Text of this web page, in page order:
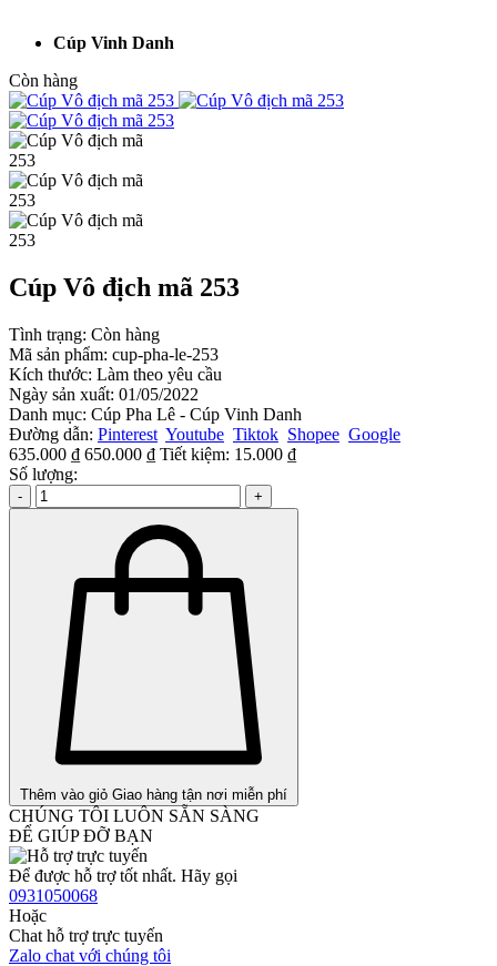
Cúp Vinh Danh
Còn hàng
Cúp Vô địch mã 253
Tình trạng: Còn hàng
Mã sản phẩm: cup-pha-le-253
Kích thước: Làm theo yêu cầu
Ngày sản xuất: 01/05/2022
Danh mục: Cúp Pha Lê - Cúp Vinh Danh
Đường dẫn: Pinterest Youtube Tiktok Shopee Google
635.000 ₫ 650.000 ₫ Tiết kiệm: 15.000 ₫
Số lượng:
- +
Thêm vào giỏ Giao hàng tận nơi miễn phí
CHÚNG TÔI LUÔN SẴN SÀNG
ĐỂ GIÚP ĐỠ BẠN
Để được hỗ trợ tốt nhất. Hãy gọi
0931050068
Hoặc
Chat hỗ trợ trực tuyến
Zalo chat với chúng tôi